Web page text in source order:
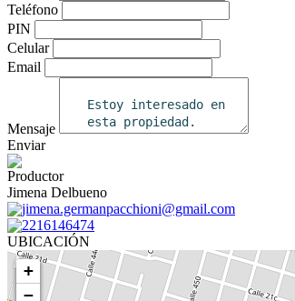
Teléfono
PIN
Celular
Email
Mensaje
Enviar
Productor
Jimena Delbueno
jimena.germanpacchioni@gmail.com
2216146474
UBICACIÓN
+
−